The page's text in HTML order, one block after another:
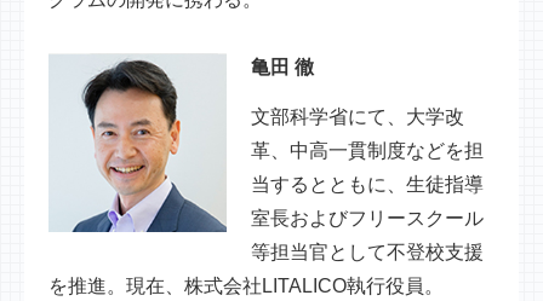
亀田 徹
文部科学省にて、大学改
革、中高一貫制度などを担
当するとともに、生徒指導
室長およびフリースクール
等担当官として不登校支援
を推進。現在、株式会社LITALICO執行役員。